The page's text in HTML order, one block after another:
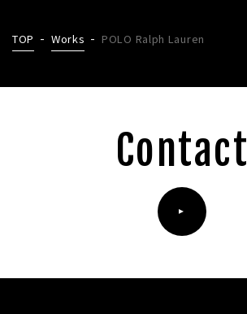
TOP Works POLO Ralph Lauren
Contact